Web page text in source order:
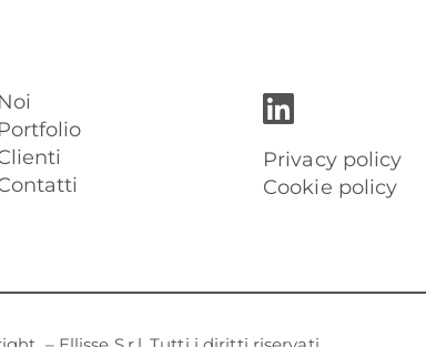
Noi
Portfolio
Privacy policy
Cookie policy